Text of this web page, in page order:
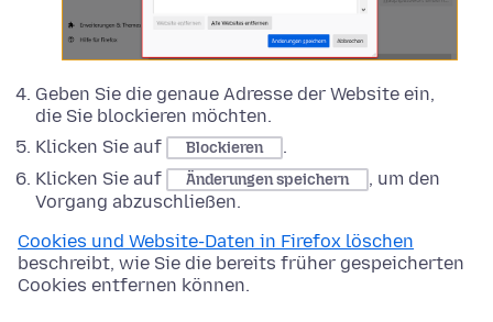
Geben Sie die genaue Adresse der Website ein,
die Sie blockieren möchten.
Klicken Sie auf
Blockieren
.
Klicken Sie auf
Änderungen speichern
, um den
Vorgang abzuschließen.
Cookies und Website-Daten in Firefox löschen
beschreibt, wie Sie die bereits früher gespeicherten
Cookies entfernen können.